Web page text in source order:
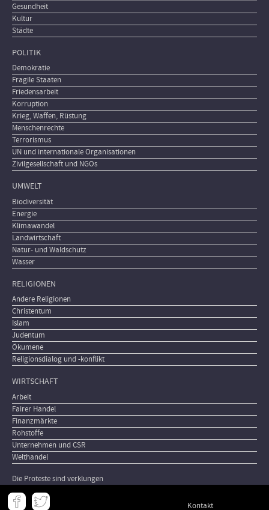
Gesundheit
Kultur
Städte
POLITIK
Demokratie
Fragile Staaten
Friedensarbeit
Korruption
Krieg, Waffen, Rüstung
Menschenrechte
Terrorismus
UN und internationale Organisationen
Zivilgesellschaft und NGOs
UMWELT
Biodiversität
Energie
Klimawandel
Landwirtschaft
Natur- und Waldschutz
Wasser
RELIGIONEN
Andere Religionen
Christentum
Islam
Judentum
Ökumene
Religionsdialog und -konflikt
WIRTSCHAFT
Arbeit
Fairer Handel
Finanzmärkte
Rohstoffe
Unternehmen und CSR
Welthandel
Die Proteste sind verklungen
Meta Kontakt